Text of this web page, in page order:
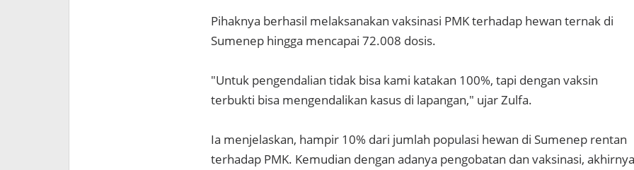
Pihaknya berhasil melaksanakan vaksinasi PMK terhadap hewan ternak di
Sumenep hingga mencapai 72.008 dosis.
"Untuk pengendalian tidak bisa kami katakan 100%, tapi dengan vaksin
terbukti bisa mengendalikan kasus di lapangan," ujar Zulfa.
Ia menjelaskan, hampir 10% dari jumlah populasi hewan di Sumenep rentan
terhadap PMK. Kemudian dengan adanya pengobatan dan vaksinasi, akhirnya